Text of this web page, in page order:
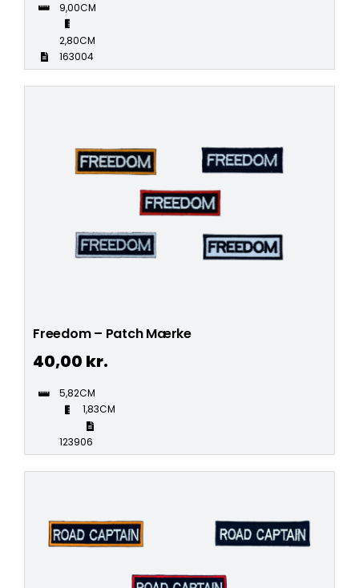
9,00CM
2,80CM
163004
Freedom – Patch Mærke
40,00 kr.
5,82CM
1,83CM
123906